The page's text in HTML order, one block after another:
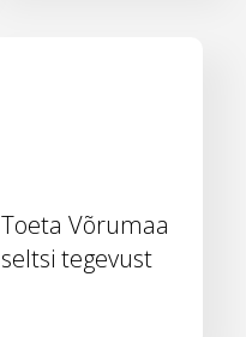
Toeta Võrumaa
seltsi tegevust